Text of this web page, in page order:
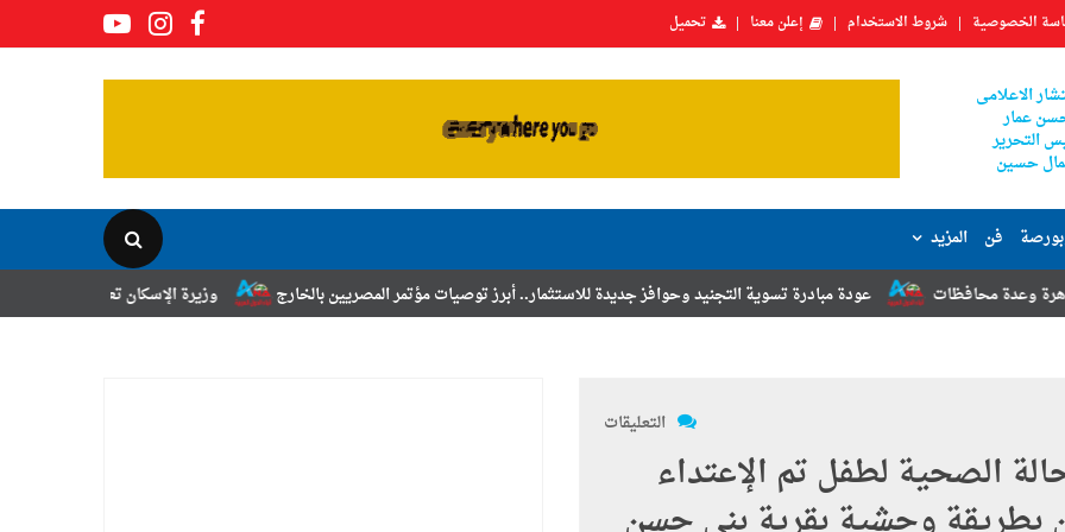
الخصوصية شروط الاستخدام إعلن معنا تحميل
الاعلامى
عمار
التحرير
حسين
فن المزيد
وزيرة الإسكان تعلن نتائج قرعة تخصيص أراضي عودة مبادرة تسوية التجنيد وحوافز جديدة للاستثمار.. أبرز توصيات مؤتمر المصريين بالخارج
التعليقات
الصحية لطفل تم الإعتداء